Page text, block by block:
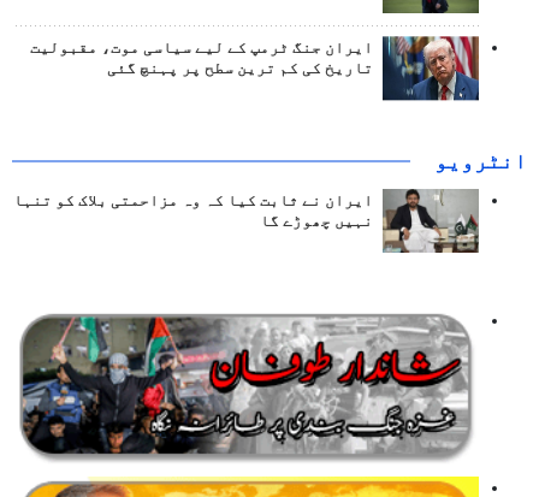
ایران جنگ ٹرمپ کے لیے سیاسی موت، مقبولیت
تاریخ کی کم ترین سطح پر پہنچ گئی
انٹرويو
ایران نے ثابت کیا کہ وہ مزاحمتی بلاک کو تنہا
نہیں چھوڑے گا